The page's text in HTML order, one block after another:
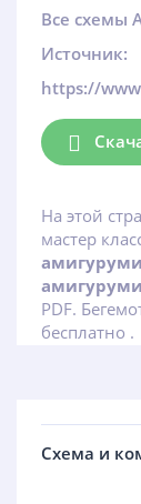
Все схемы
Источник:
https://
На этой
мастер
амигуруми
PDF.
бесплатно .
Схема и